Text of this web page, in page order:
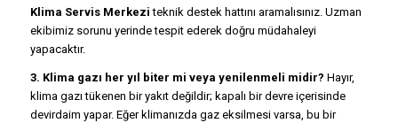
Klima Servis Merkezi teknik destek hattını aramalısınız. Uzman
ekibimiz sorunu yerinde tespit ederek doğru müdahaleyi
yapacaktır.
3. Klima gazı her yıl biter mi veya yenilenmeli midir? Hayır,
klima gazı tükenen bir yakıt değildir; kapalı bir devre içerisinde
devirdaim yapar. Eğer klimanızda gaz eksilmesi varsa, bu bir